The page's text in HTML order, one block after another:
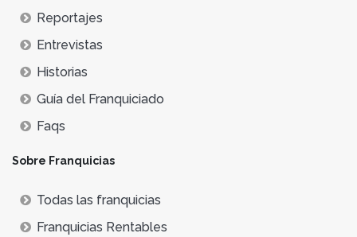
Reportajes
Entrevistas
Historias
Guía del Franquiciado
Faqs
Sobre Franquicias
Todas las franquicias
Franquicias Rentables